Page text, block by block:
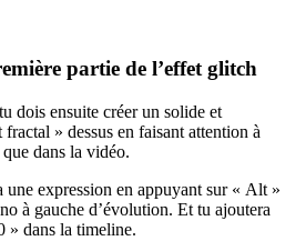
partie de l’effet glitch
dois ensuite créer un solide et
» dessus en faisant attention à
dans la vidéo.
expression en appuyant sur « Alt »
à gauche d’évolution. Et tu ajoutera
» dans la timeline.